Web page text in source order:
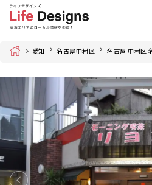
Home 愛知 名古屋中村区 名古屋 中村区